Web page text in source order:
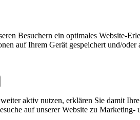
Besuchern ein optimales Website-
auf Ihrem Gerät gespeichert und/oder
aktiv nutzen, erklären Sie damit
auf unserer Website zu